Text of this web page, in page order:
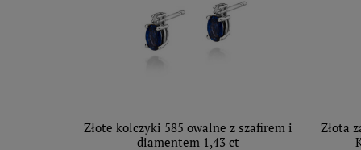
Złote kolczyki 585 owalne z szafirem i
diamentem 1,43 ct
Złota